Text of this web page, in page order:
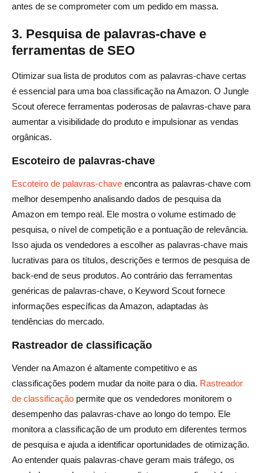
antes de se comprometer com um pedido em massa.
3. Pesquisa de palavras-chave e
ferramentas de SEO
Otimizar sua lista de produtos com as palavras-chave certas
é essencial para uma boa classificação na Amazon. O Jungle
Scout oferece ferramentas poderosas de palavras-chave para
aumentar a visibilidade do produto e impulsionar as vendas
orgânicas.
Escoteiro de palavras-chave
Escoteiro de palavras-chave encontra as palavras-chave com
melhor desempenho analisando dados de pesquisa da
Amazon em tempo real. Ele mostra o volume estimado de
pesquisa, o nível de competição e a pontuação de relevância.
Isso ajuda os vendedores a escolher as palavras-chave mais
lucrativas para os títulos, descrições e termos de pesquisa de
back-end de seus produtos. Ao contrário das ferramentas
genéricas de palavras-chave, o Keyword Scout fornece
informações específicas da Amazon, adaptadas às
tendências do mercado.
Rastreador de classificação
Vender na Amazon é altamente competitivo e as
classificações podem mudar da noite para o dia. Rastreador
de classificação permite que os vendedores monitorem o
desempenho das palavras-chave ao longo do tempo. Ele
monitora a classificação de um produto em diferentes termos
de pesquisa e ajuda a identificar oportunidades de otimização.
Ao entender quais palavras-chave geram mais tráfego, os